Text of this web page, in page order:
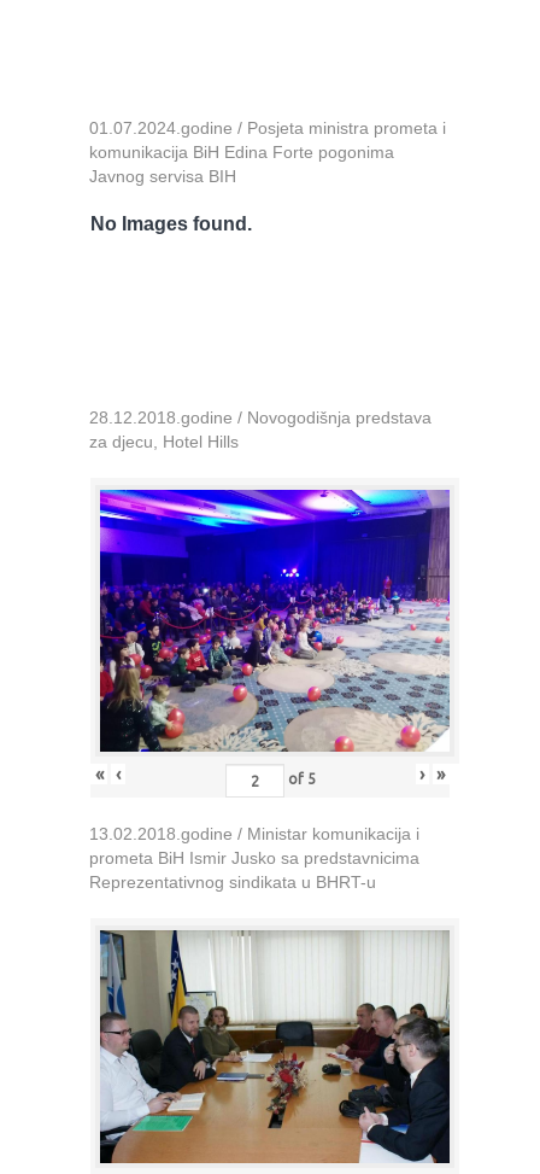
01.07.2024.godine / Posjeta ministra prometa i
komunikacija BiH Edina Forte pogonima
Javnog servisa BIH
No Images found.
28.12.2018.godine / Novogodišnja predstava
za djecu, Hotel Hills
« ‹ of 5 › »
13.02.2018.godine / Ministar komunikacija i
prometa BiH Ismir Jusko sa predstavnicima
Reprezentativnog sindikata u BHRT-u